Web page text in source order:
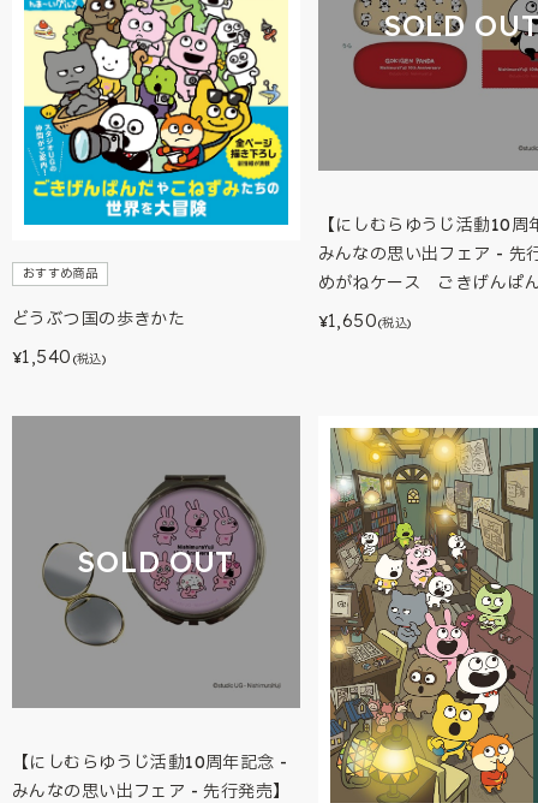
おすすめ商品
どうぶつ国の歩きかた
¥1,540 (税込)
SOLD
【にしむらゆうじ活動10周
みんなの思い出フェア - 先
めがねケース ごきげんぱ
¥1,650(税込)
SOLD OUT
【にしむらゆうじ活動10周年記念 -
みんなの思い出フェア - 先行発売】